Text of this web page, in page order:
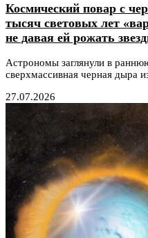
Космический повар с
тысяч световых лет
не давая ей рожать
Астрономы заглянули в
сверхмассивная черная дыра
27.07.2026